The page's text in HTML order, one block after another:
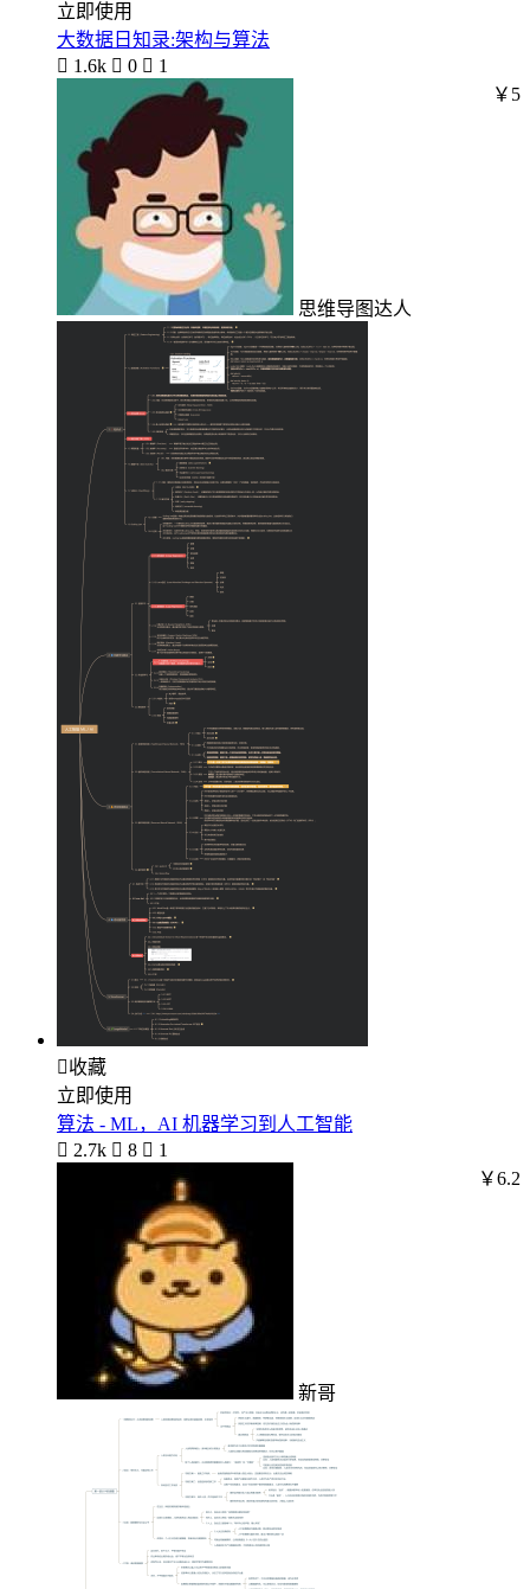
立即使用
大数据日知录:架构与算法
 1.6k  0  1
思维导图达人
￥5
收藏
立即使用
算法 - ML，AI 机器学习到人工智能
 2.7k  8  1
新哥
￥6.2